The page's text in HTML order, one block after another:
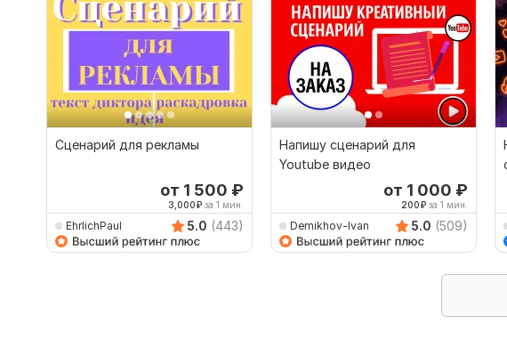
Сценарий для рекламы
от 1 500 ₽
3,000₽ за 1 мин.
EhrlichPaul 5.0 (443)
Напишу сценарий для
Youtube видео
от 1 000 ₽
200₽ за 1 мин.
Demikhov-Ivan 5.0 (509)